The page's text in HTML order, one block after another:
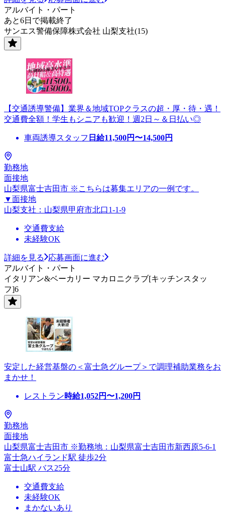
アルバイト・パート
あと6日で掲載終了
サンエス警備保障株式会社 山梨支社(15)
【交通誘導警備】業界＆地域TOPクラスの超・厚・待・遇！
交通費全額！学生もシニアも歓迎！週2日～＆日払い◎
車両誘導スタッフ 日給11,500円〜14,500円
勤務地
面接地
山梨県富士吉田市 ※こちらは募集エリアの一例です。
▼面接地
山梨支社：山梨県甲府市北口1-1-9
交通費支給
未経験OK
詳細を見る
応募画面に進む
アルバイト・パート
イタリアン&ベーカリー マカロニクラブ[キッチンスタッ
フ]6
安定した経営基盤の＜富士急グループ＞で調理補助業務をお
まかせ！
レストラン時給1,052円〜1,200円
勤務地
面接地
山梨県富士吉田市 ※勤務地：山梨県富士吉田市新西原5-6-1
富士急ハイランド駅 徒歩2分
富士山駅 バス25分
交通費支給
未経験OK
まかないあり